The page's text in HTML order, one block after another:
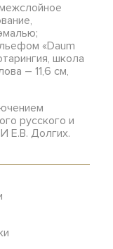
«Daum
школа
– 11,6 см,
русского и
Е.В. Долгих.